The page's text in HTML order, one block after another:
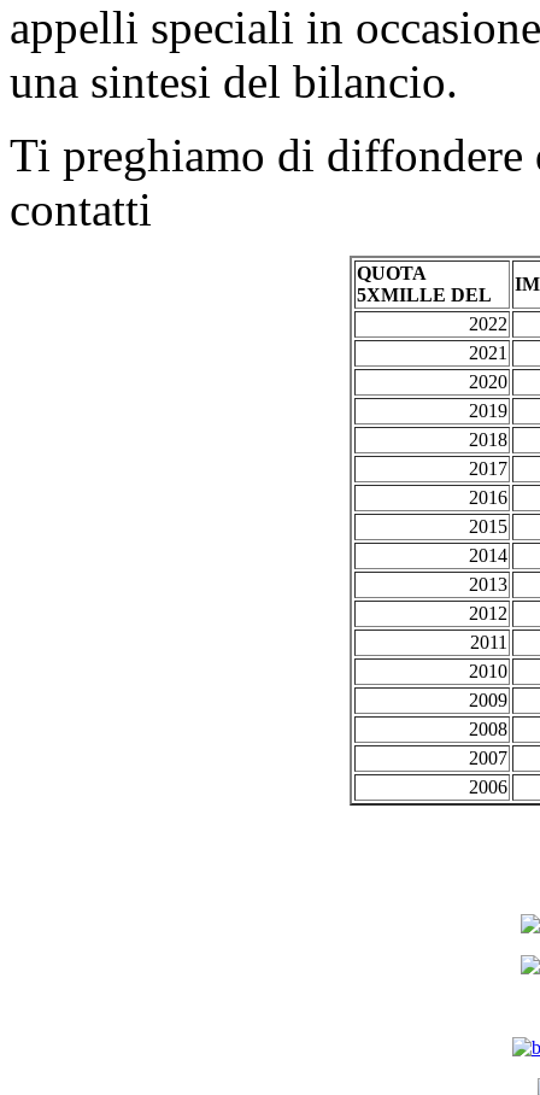
appelli speciali in
una sintesi del bilancio.
Ti preghiamo di diffondere
contatti
QUOTA
5XMILLE DEL
2022
2021
2020
2019
2018
2017
2016
2015
2014
2013
2012
2011
2010
2009
2008
2007
2006